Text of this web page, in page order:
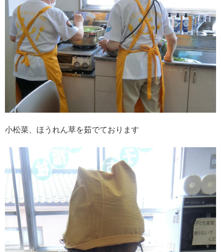
小松菜、ほうれん草を茹でております